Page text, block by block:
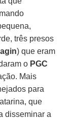
três presos
) que eram
o PGC
Mais
para
que
disseminar a